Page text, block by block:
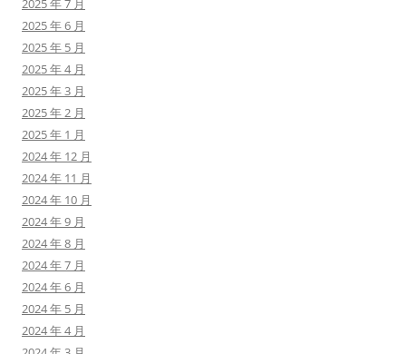
2025 年 7 月
2025 年 6 月
2025 年 5 月
2025 年 4 月
2025 年 3 月
2025 年 2 月
2025 年 1 月
2024 年 12 月
2024 年 11 月
2024 年 10 月
2024 年 9 月
2024 年 8 月
2024 年 7 月
2024 年 6 月
2024 年 5 月
2024 年 4 月